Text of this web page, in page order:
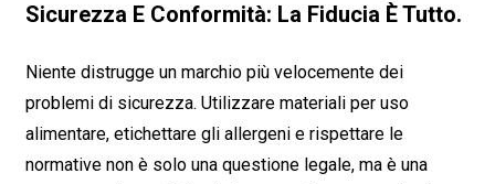
Sicurezza E Conformità: La Fiducia È Tutto.
Niente distrugge un marchio più velocemente dei
problemi di sicurezza. Utilizzare materiali per uso
alimentare, etichettare gli allergeni e rispettare le
normative non è solo una questione legale, ma è una